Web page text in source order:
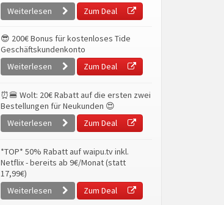
Weiterlesen
Zum Deal
😎 200€ Bonus für kostenloses Tide
Geschäftskundenkonto
Weiterlesen
Zum Deal
⏰🍔 Wolt: 20€ Rabatt auf die ersten zwei
Bestellungen für Neukunden 😍
Weiterlesen
Zum Deal
*TOP* 50% Rabatt auf waipu.tv inkl.
Netflix - bereits ab 9€/Monat (statt
17,99€)
Weiterlesen
Zum Deal